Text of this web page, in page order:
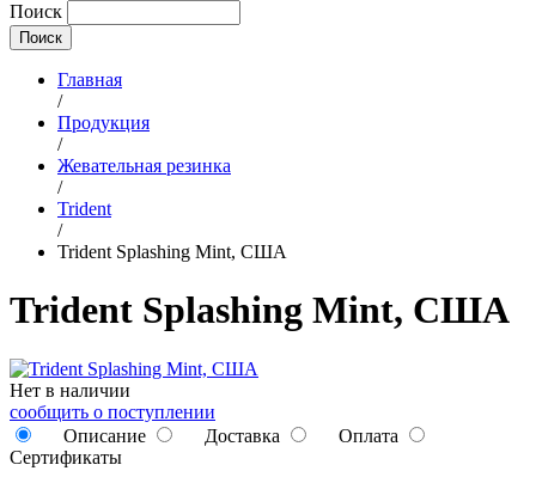
Поиск
Главная
/
Продукция
/
Жевательная резинка
/
Trident
/
Trident Splashing Mint, США
Trident Splashing Mint, США
Нет в наличии
сообщить о поступлении
Описание
Доставка
Оплата
Сертификаты